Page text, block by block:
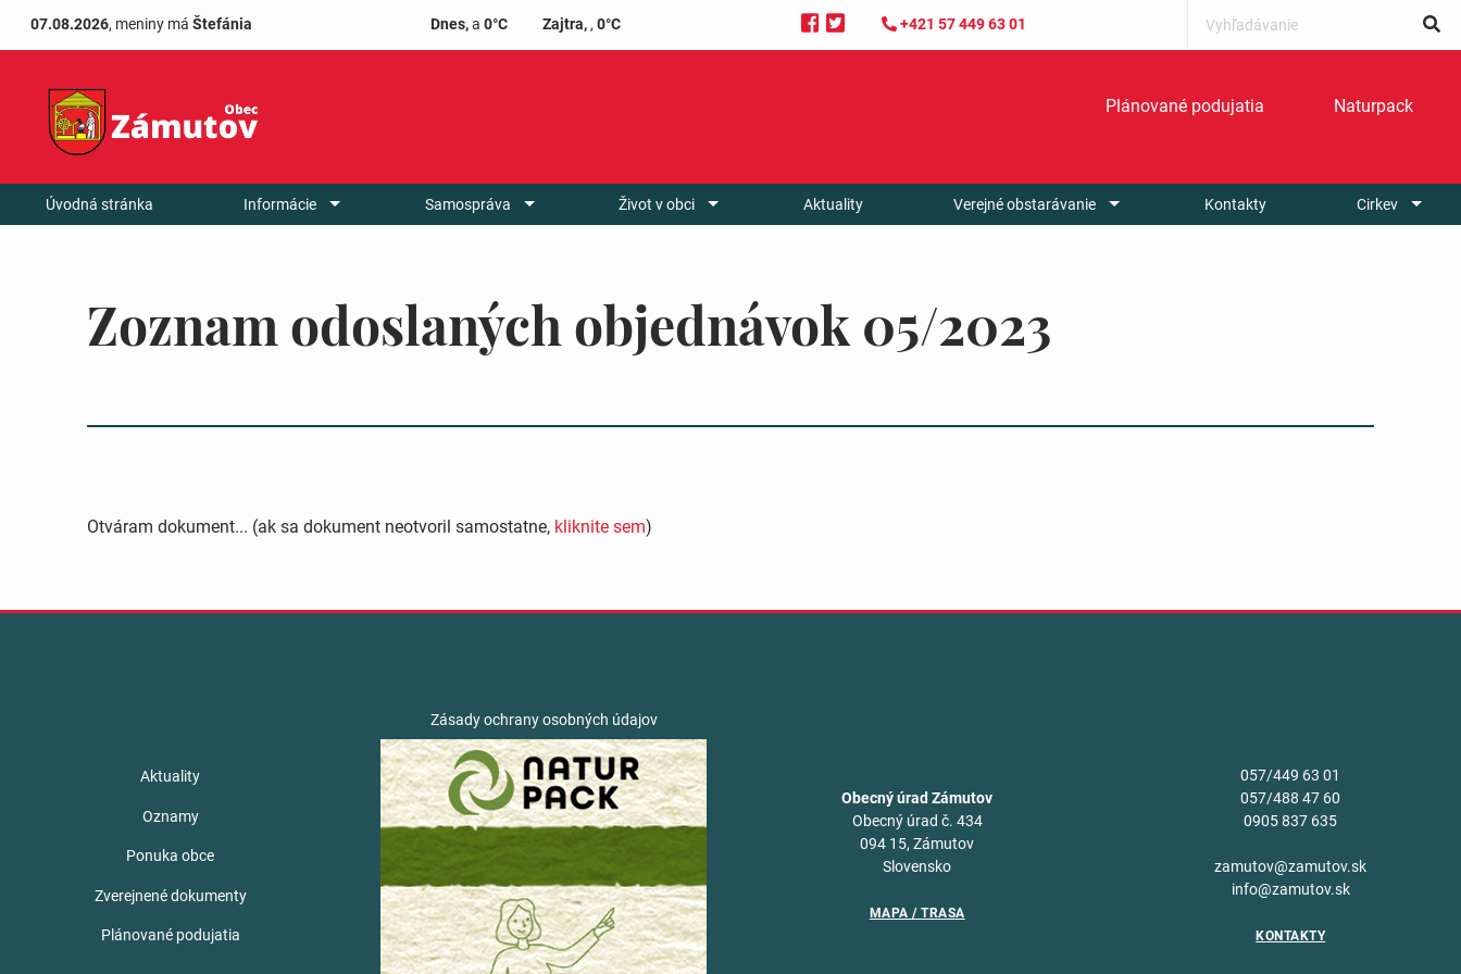
07.08.2026, meniny má Štefánia Dnes, a 0°C Zajtra,, 0°C +421 57 449 63 01
Plánované podujatia Naturpack
Úvodná stránka Informácie Samospráva Život v obci Aktuality Verejné obstarávanie Kontakty Cirkev
Zoznam odoslaných objednávok 05/2023
Otváram dokument... (ak sa dokument neotvoril samostatne, kliknite sem)
Aktuality
Oznamy
Ponuka obce
Zverejnené dokumenty
Plánované podujatia
Zásady ochrany osobných údajov
Obecný úrad Zámutov
Obecný úrad č. 434
094 15, Zámutov
Slovensko
MAPA / TRASA
057/449 63 01
057/488 47 60
0905 837 635
zamutov@zamutov.sk
info@zamutov.sk
KONTAKTY